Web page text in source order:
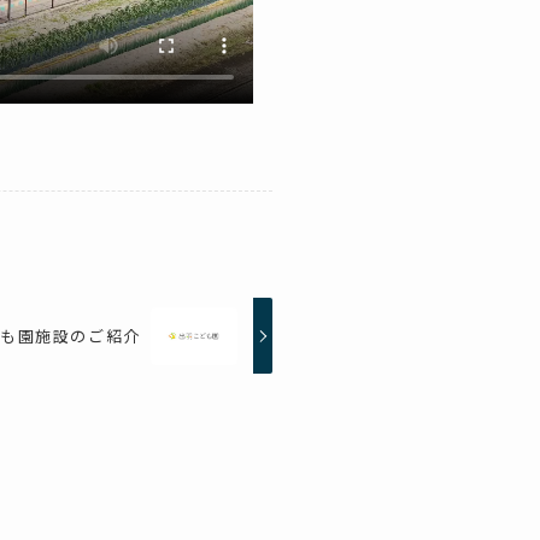
園施設のご紹介